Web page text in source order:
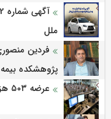
ملل
فردین
پژوهشكده
عرضه ۵۰۳ هزار تنی محصولات در بورس کالا